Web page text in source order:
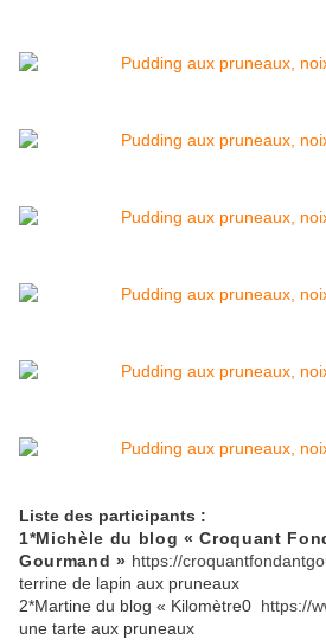
Liste des participants :
1*Michèle du blog « Croquant
Gourmand » https://
terrine de lapin aux pruneaux
2*Martine du blog « Kilomètre0 https://
une tarte aux pruneaux